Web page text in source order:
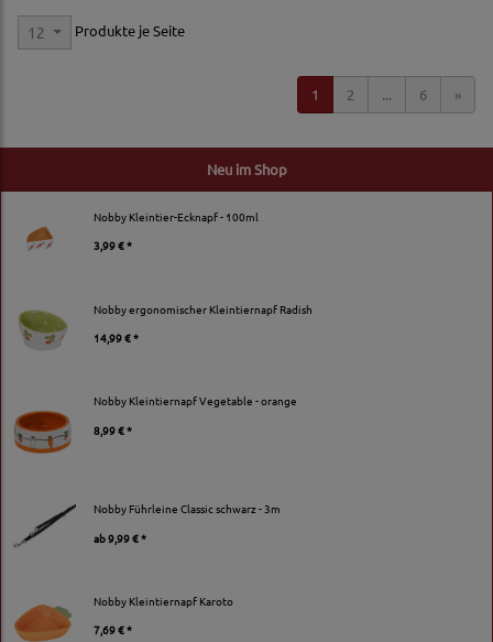
Neu im Shop
Nobby Kleintier-Ecknapf - 100ml
3,99 € *
Nobby ergonomischer Kleintiernapf Radish
14,99 € *
Nobby Kleintiernapf Vegetable - orange
8,99 € *
Nobby Führleine Classic schwarz - 3m
ab9,99 € *
Nobby Kleintiernapf Karoto
7,69 € *
12 Produkte je Seite
1 2 ... 6 »